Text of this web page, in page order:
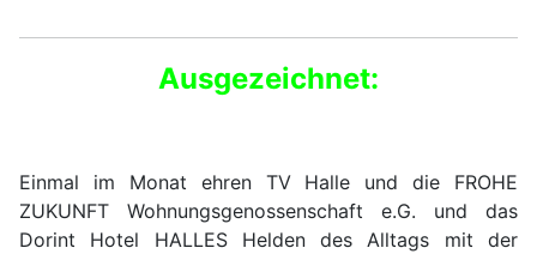
Ausgezeichnet:
Einmal im Monat ehren TV Halle und die FROHE
ZUKUNFT Wohnungsgenossenschaft e.G. und das
Dorint Hotel HALLES Helden des Alltags mit der